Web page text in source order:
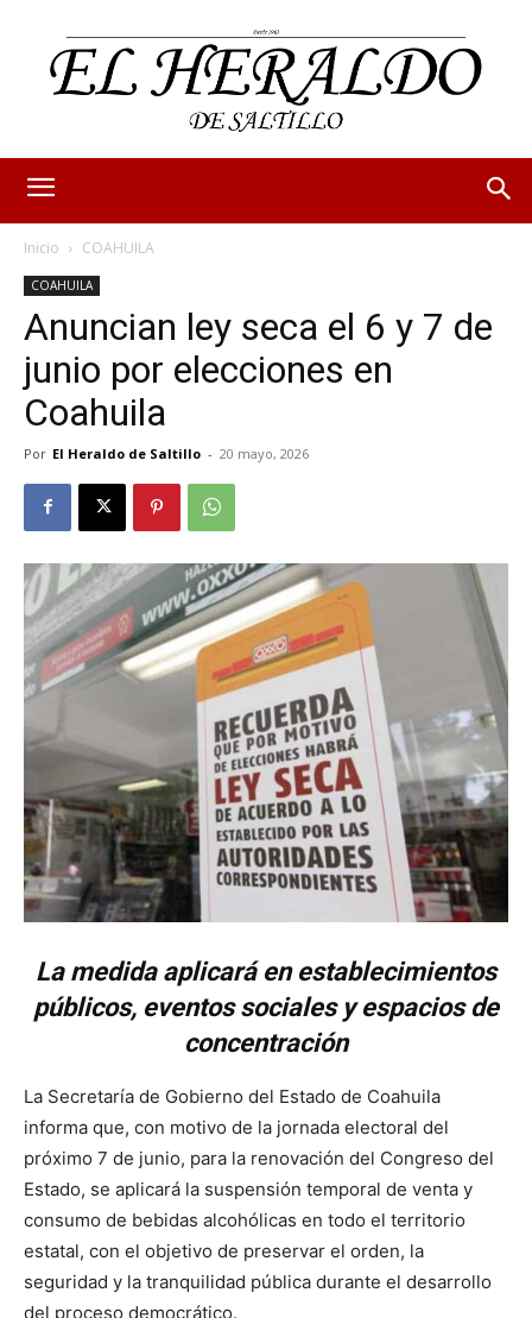
Inicio COAHUILA
COAHUILA
Anuncian ley seca el 6 y 7 de
junio por elecciones en
Coahuila
Por El Heraldo de Saltillo - 20 mayo, 2026
La medida aplicará en establecimientos
públicos, eventos sociales y espacios de
concentración
La Secretaría de Gobierno del Estado de Coahuila
informa que, con motivo de la jornada electoral del
próximo 7 de junio, para la renovación del Congreso del
Estado, se aplicará la suspensión temporal de venta y
consumo de bebidas alcohólicas en todo el territorio
estatal, con el objetivo de preservar el orden, la
seguridad y la tranquilidad pública durante el desarrollo
del proceso democrático.